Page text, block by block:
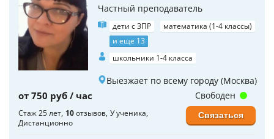
Частный преподаватель
дети с ЗПР
математика (1-4 классы)
и еще 13
школьники 1-4 класса
Выезжает по всему городу (Москва)
от 750 руб / час
Стаж 25 лет 10отзывов У ученика
Дистанционно
Свободен
Связаться